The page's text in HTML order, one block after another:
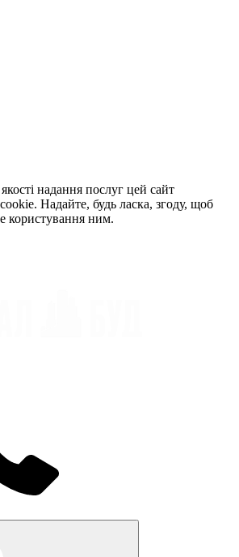
надання послуг цей сайт
Надайте, будь ласка, згоду, щоб
користування ним.